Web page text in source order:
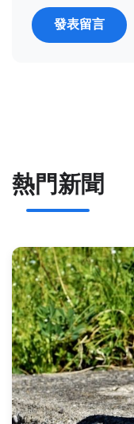
發表留言
熱門新聞